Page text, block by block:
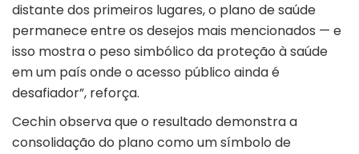
distante dos primeiros lugares, o plano de saúde
permanece entre os desejos mais mencionados — e
isso mostra o peso simbólico da proteção à saúde
em um país onde o acesso público ainda é
desafiador”, reforça.
Cechin observa que o resultado demonstra a
consolidação do plano como um símbolo de